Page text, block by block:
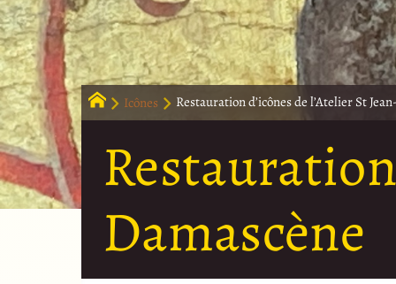
Icônes Restauration d’icônes de l’Atelier St
Damascène